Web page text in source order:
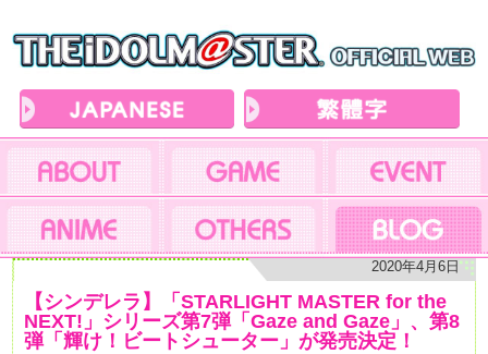
2020年4月6日
【シンデレラ】「STARLIGHT MASTER for the
NEXT!」シリーズ第7弾「Gaze and Gaze」、第8
弾「輝け！ビートシューター」が発売決定！